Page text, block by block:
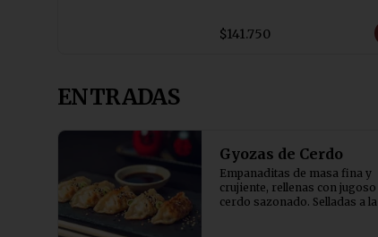
1 Costillar Cantones
1 Chapsui Especial
$141.750
ENTRADAS
Gyozas de Cerdo
Empanaditas de masa fina y
crujiente, rellenas con jugoso
cerdo sazonado. Selladas a la